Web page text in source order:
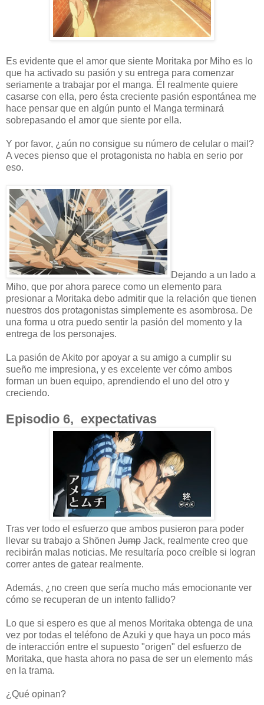
Es evidente que el amor que siente Moritaka por Miho es lo
que ha activado su pasión y su entrega para comenzar
seriamente a trabajar por el manga. Él realmente quiere
casarse con ella, pero ésta creciente pasión espontánea me
hace pensar que en algún punto el Manga terminará
sobrepasando el amor que siente por ella.
Y por favor, ¿aún no consigue su número de celular o mail?
A veces pienso que el protagonista no habla en serio por
eso.
Dejando a un lado a
Miho, que por ahora parece como un elemento para
presionar a Moritaka debo admitir que la relación que tienen
nuestros dos protagonistas simplemente es asombrosa. De
una forma u otra puedo sentir la pasión del momento y la
entrega de los personajes.
La pasión de Akito por apoyar a su amigo a cumplir su
sueño me impresiona, y es excelente ver cómo ambos
forman un buen equipo, aprendiendo el uno del otro y
creciendo.
Episodio 6, expectativas
Tras ver todo el esfuerzo que ambos pusieron para poder
llevar su trabajo a Shönen Jump Jack, realmente creo que
recibirán malas noticias. Me resultaría poco creíble si logran
correr antes de gatear realmente.
Además, ¿no creen que sería mucho más emocionante ver
cómo se recuperan de un intento fallido?
Lo que si espero es que al menos Moritaka obtenga de una
vez por todas el teléfono de Azuki y que haya un poco más
de interacción entre el supuesto "origen" del esfuerzo de
Moritaka, que hasta ahora no pasa de ser un elemento más
en la trama.
¿Qué opinan?